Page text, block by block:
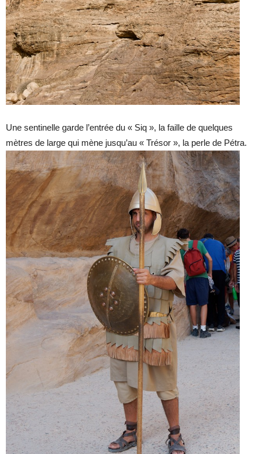
Une sentinelle garde l’entrée du « Siq », la faille de quelques
mètres de large qui mène jusqu’au « Trésor », la perle de Pétra.